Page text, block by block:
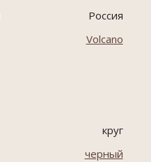
Россия
Volcano
круг
черный